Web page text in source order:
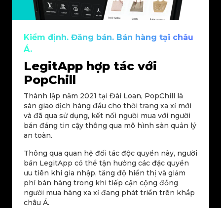
Kiểm định. Đăng bán. Bán hàng tại châu
Á.
LegitApp hợp tác với
PopChill
Thành lập năm 2021 tại Đài Loan, PopChill là
sàn giao dịch hàng đầu cho thời trang xa xỉ mới
và đã qua sử dụng, kết nối người mua với người
bán đáng tin cậy thông qua mô hình sàn quản lý
an toàn.
Thông qua quan hệ đối tác độc quyền này, người
bán LegitApp có thể tận hưởng các đặc quyền
ưu tiên khi gia nhập, tăng độ hiển thị và giảm
phí bán hàng trong khi tiếp cận cộng đồng
người mua hàng xa xỉ đang phát triển trên khắp
châu Á.